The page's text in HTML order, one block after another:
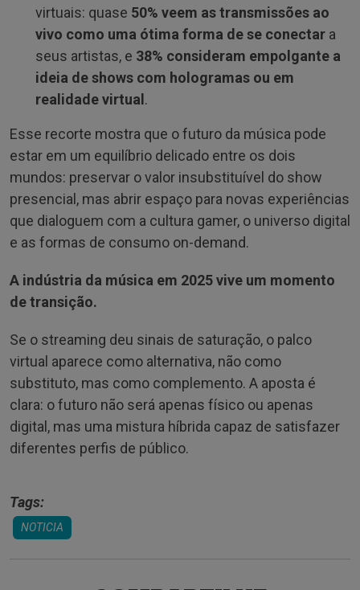
virtuais: quase 50% veem as transmissões ao
vivo como uma ótima forma de se conectar a
seus artistas, e 38% consideram empolgante a
ideia de shows com hologramas ou em
realidade virtual.
Esse recorte mostra que o futuro da música pode
estar em um equilíbrio delicado entre os dois
mundos: preservar o valor insubstituível do show
presencial, mas abrir espaço para novas experiências
que dialoguem com a cultura gamer, o universo digital
e as formas de consumo on-demand.
A indústria da música em 2025 vive um momento
de transição.
Se o streaming deu sinais de saturação, o palco
virtual aparece como alternativa, não como
substituto, mas como complemento. A aposta é
clara: o futuro não será apenas físico ou apenas
digital, mas uma mistura híbrida capaz de satisfazer
diferentes perfis de público.
Tags:
NOTICIA